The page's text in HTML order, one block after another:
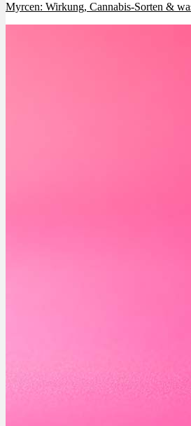
Myrcen: Wirkung, Cannabis-Sorten &